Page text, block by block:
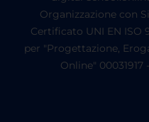
Organizzazione con
Certificato UNI EN ISO
per "Progettazione,
Online" 00031917